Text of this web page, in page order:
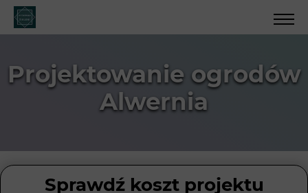
Projektowanie ogrodów
Alwernia
Sprawdź koszt projektu